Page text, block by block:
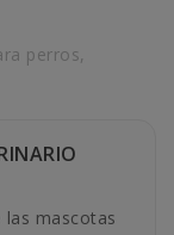
perros,
las mascotas